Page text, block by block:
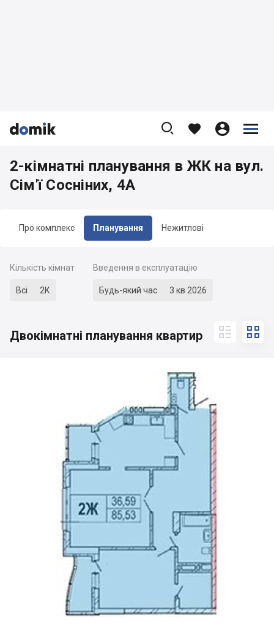


    


Про комплекс Планування Нежитлові
2-кімнатні планування в ЖК на вул.
Сім'ї Сосніних, 4А
Кількість кімнат
Всі 2К
Введення в експлуатацію
Будь-який час 3 кв 2026
Двокімнатні планування квартир  